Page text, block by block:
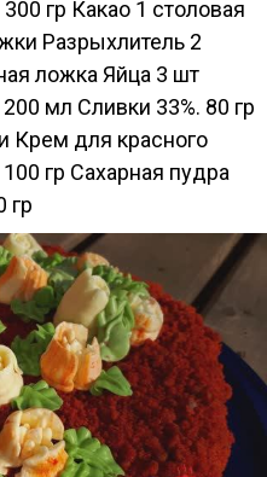
гр Какао 1 столовая
Разрыхлитель 2
ложка Яйца 3 шт
мл Сливки 33%. 80 гр
Крем для красного
гр Сахарная пудра
гр